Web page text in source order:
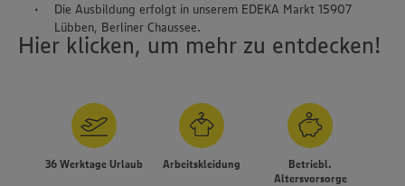
Die Ausbildung erfolgt in unserem EDEKA Markt 15907
Lübben, Berliner Chaussee.
Hier klicken, um mehr zu entdecken!
36 Werktage Urlaub Arbeitskleidung
Betriebl.
Altersvorsorge